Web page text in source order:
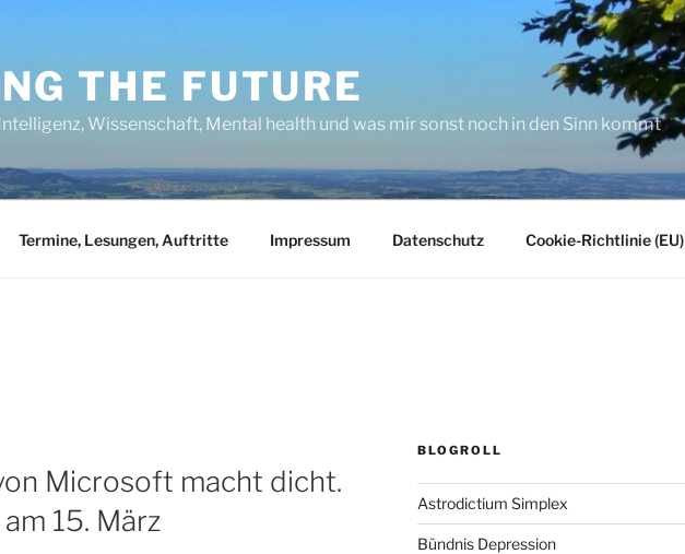
THE FUTURE
Wissenschaft, Mental health und was mir sonst noch in den Sinn kommt
Termine, Lesungen, Auftritte Impressum Datenschutz Cookie-Richtlinie (EU)
Microsoft macht dicht.
15. März
BLOGROLL
Astrodictium Simplex
Bündnis Depression